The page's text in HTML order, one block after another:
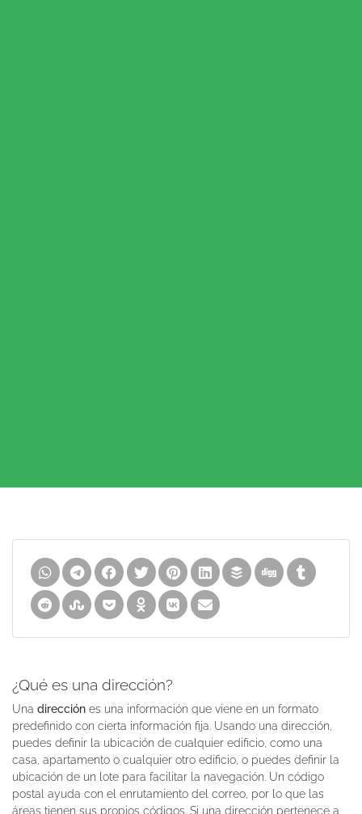
¿Qué es una dirección?
Una dirección es una información que viene en un formato
predefinido con cierta información fija. Usando una dirección,
puedes definir la ubicación de cualquier edificio, como una
casa, apartamento o cualquier otro edificio, o puedes definir la
ubicación de un lote para facilitar la navegación. Un código
postal ayuda con el enrutamiento del correo, por lo que las
áreas tienen sus propios códigos. Si una dirección pertenece a